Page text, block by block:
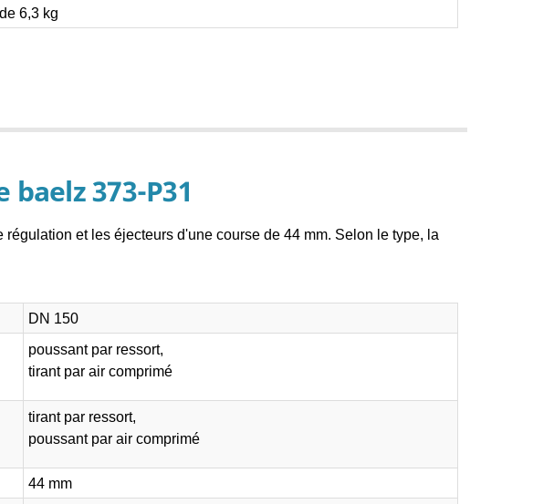
6,3 kg
373-P31
et les éjecteurs d'une course de 44 mm. Selon le type, la
DN 150
poussant par ressort,
tirant par air comprimé
tirant par ressort,
poussant par air comprimé
44 mm